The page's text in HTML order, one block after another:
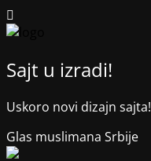
Sajt u izradi!
Uskoro novi dizajn sajta!
Glas muslimana Srbije